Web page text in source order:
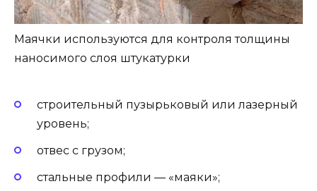
Маячки используются для контроля толщины
наносимого слоя штукатурки
строительный пузырьковый или лазерный
уровень;
отвес с грузом;
стальные профили — «маяки»;